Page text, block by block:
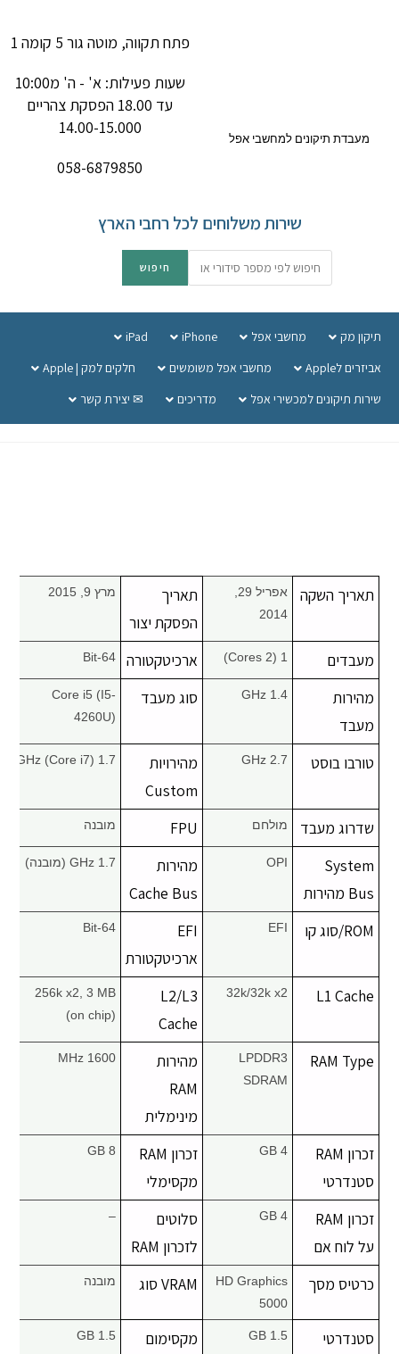
מעבדת תיקונים למחשבי אפל
פתח תקווה, מוטה גור 5 קומה 1
שעות פעילות: א' - ה' מ10:00
עד 18.00 הפסקת צהריים
14.00-15.000
058-6879850
שירות משלוחים לכל רחבי הארץ
תיקון מק מחשבי אפל iPhone
iPad
אביזרים לApple
מחשבי אפל משומשים
חלקים למק | Apple
שירות תיקונים למכשירי אפל
מדריכים ✉ יצירת קשר
תאריך השקה
2014
תאריך
הפסקת יצור
מרץ 9, 2015
מעבדים 1 (2 Cores) ארכיטקטורה 64-Bit
מהירות
מעבד
1.4 GHz סוג מעבד
Core i5 (I5-
4260U)
טורבו בוסט 2.7 GHz
מהירויות
Custom
1.7 GHz (Core i7)
שדרוג מעבד מולחם FPU מובנה
System
Bus מהירות
OPI
מהירות
Cache Bus
1.7 GHz (מובנה)
ROM/סוג קו EFI
EFI
ארכיטקטורת
64-Bit
L1 Cache
32k/32k x2
L2/L3
Cache
256k x2, 3 MB
(on chip)
RAM Type
LPDDR3
SDRAM
מהירות
RAM
מינימלית
1600 MHz
זכרון RAM
סטנדרטי
4 GB
זכרון RAM
מקסימלי
8 GB
זכרון RAM
על לוח אם
4 GB
סלוטים
לזכרון RAM
–
כרטיס מסך
HD Graphics
5000
VRAM סוג מובנה
סטנדרטי
1.5 GB
מקסימום
1.5 GB